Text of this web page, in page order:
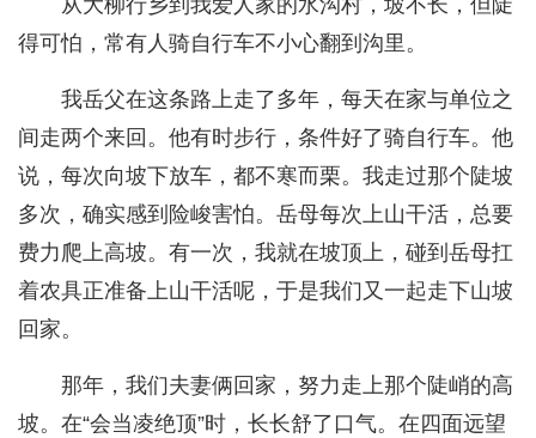
从大柳行乡到我爱人家的水沟村，坡不长，但陡
得可怕，常有人骑自行车不小心翻到沟里。
我岳父在这条路上走了多年，每天在家与单位之
间走两个来回。他有时步行，条件好了骑自行车。他
说，每次向坡下放车，都不寒而栗。我走过那个陡坡
多次，确实感到险峻害怕。岳母每次上山干活，总要
费力爬上高坡。有一次，我就在坡顶上，碰到岳母扛
着农具正准备上山干活呢，于是我们又一起走下山坡
回家。
那年，我们夫妻俩回家，努力走上那个陡峭的高
坡。在“会当凌绝顶”时，长长舒了口气。在四面远望